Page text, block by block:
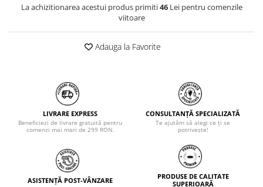
La achizitionarea acestui produs primiti46Lei pentru comenzile
viitoare
Adauga la Favorite
LIVRARE EXPRESS
Beneficiezi de livrare gratuită pentru
comenzi mai mari de 299 RON.
CONSULTANȚĂ SPECIALIZATĂ
Te ajutăm să alegi ce ți se
potrivește!
ASISTENȚĂ POST-VÂNZARE
PRODUSE DE CALITATE
SUPERIOARĂ